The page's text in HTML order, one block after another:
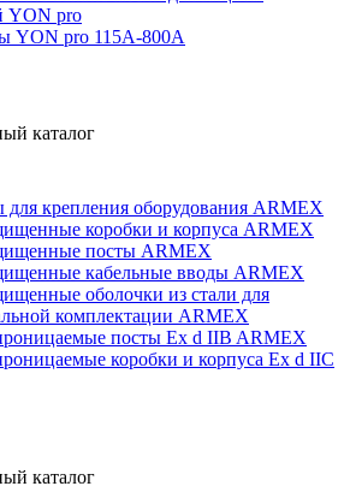
YON pro
YON pro 115А-800А
каталог
для крепления оборудования ARMEX
коробки и корпуса ARMEX
посты ARMEX
кабельные вводы ARMEX
оболочки из стали для
комплектации ARMEX
посты Ex d IIB ARMEX
коробки и корпуса Ex d IIС
каталог